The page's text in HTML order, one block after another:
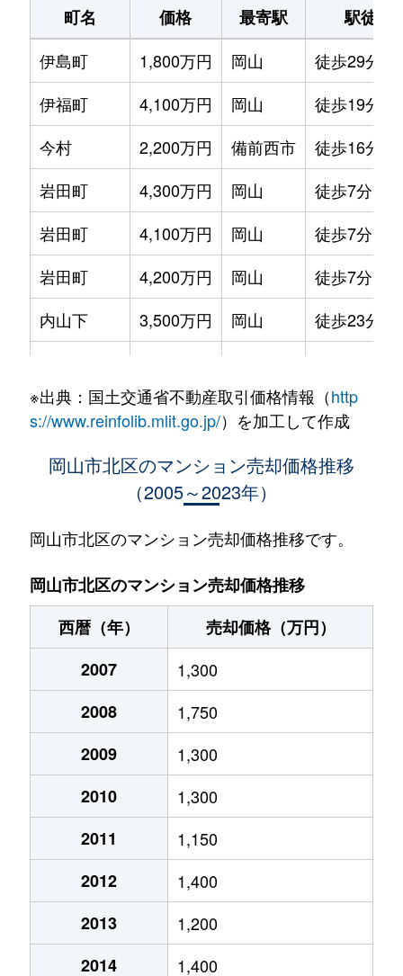
町名 価格 最寄駅
駅徒歩
伊島町
1,800万円 岡山
徒歩29分
伊福町
4,100万円 岡山
徒歩19分
今村
2,200万円 備前西市
徒歩16分
岩田町
4,300万円 岡山
徒歩7分
岩田町
4,100万円 岡山
徒歩7分
岩田町
4,200万円 岡山
徒歩7分
内山下
3,500万円 岡山
徒歩23分
駅元町
3,700万円 岡山
徒歩3分
3,500万円 大元
奥田
1,100万円 大元
徒歩18分
上中野
2,000万円 大元
上中野
2,100万円 大元
徒歩16分
桑田町
3,000万円
厚生町
1,100万円
厚生町
3,200万円
厚生町
2,100万円
厚生町
2,500万円
国体町
2,200万円
国体町
1,700万円
国体町
2,900万円
※出典：国土交通省不動産取引価格情報（http
s://www.reinfolib.mlit.go.jp/）を加工して作成
岡山市北区のマンション売却価格推移
（2005～2023年）
岡山市北区のマンション売却価格推移です。
岡山市北区のマンション売却価格推移
西暦（年）
売却価格（万円）
2007
1,300
2008
1,750
2009
1,300
2010
1,300
2011
1,150
2012
1,400
2013
1,200
2014
1,400